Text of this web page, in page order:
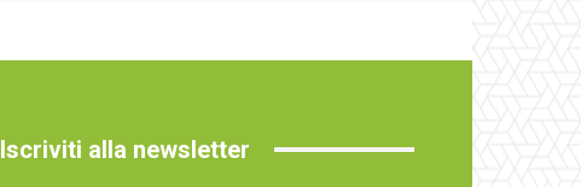
Iscriviti alla newsletter